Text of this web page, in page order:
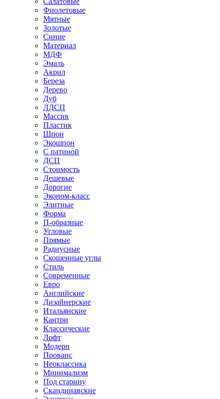
Фиолетовые
Мятные
Золотые
Синие
Материал
МДФ
Эмаль
Акрил
Береза
Дерево
Дуб
ЛДСП
Массив
Пластик
Шпон
Экошпон
С патиной
ДСП
Стоимость
Дешевые
Дорогие
Эконом-класс
Элитные
Форма
П-образные
Угловые
Прямые
Радиусные
Скошенные углы
Стиль
Современные
Евро
Английские
Дизайнерские
Итальянские
Кантри
Классические
Лофт
Модерн
Прованс
Неоклассика
Минимализм
Под старину
Скандинавские